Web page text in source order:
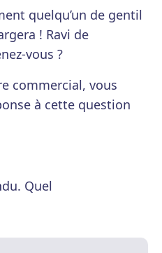
quelqu’un de gentil
! Ravi de
vous ?
commercial, vous
à cette question
Quel